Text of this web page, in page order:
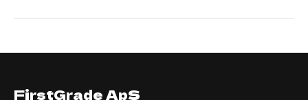
FirstGrade ApS